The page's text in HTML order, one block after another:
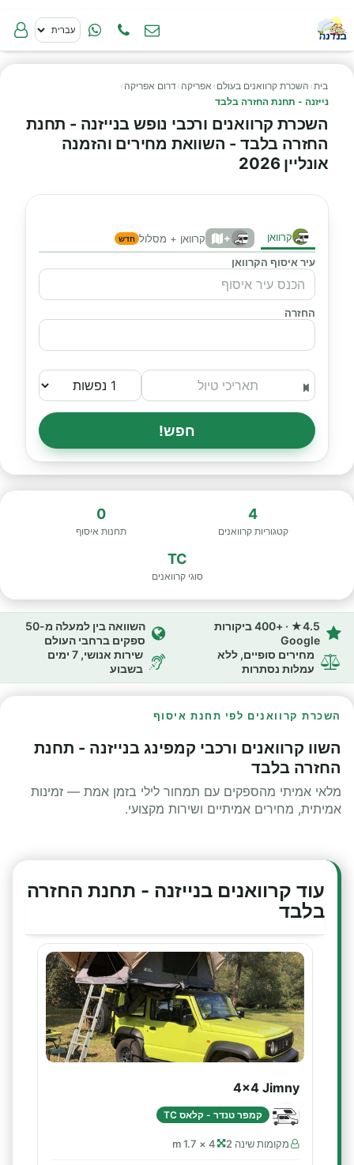
בית› השכרת קרוואנים בעולם › אפריקה ›דרום אפריקה ›
נייזנה - תחנת החזרה בלבד
השכרת קרוואנים ורכבי נופש בנייזנה - תחנת
החזרה בלבד - השוואת מחירים והזמנה
אונליין 2026
קרוואן + קרוואן + מסלול חדש
עיר איסוף הקרוואן
החזרה
חפש!
4
קטגוריות קרוואנים
0
תחנות איסוף
TC
סוגי קרוואנים
4.5★ · +400 ביקורות
Google
השוואה בין למעלה מ-50
ספקים ברחבי העולם
מחירים סופיים, ללא
עמלות נסתרות
שירות אנושי, 7 ימים
בשבוע
השכרת קרוואנים לפי תחנת איסוף
השוו קרוואנים ורכבי קמפינג בנייזנה - תחנת
החזרה בלבד
מלאי אמיתי מהספקים עם תמחור לילי בזמן אמת — זמינות
אמיתית, מחירים אמיתיים ושירות מקצועי.
עוד קרוואנים בנייזנה - תחנת החזרה
בלבד
4x4 Jimny
קמפר טנדר - קלאס TC
מקומות שינה 2 4 × 1.7 m